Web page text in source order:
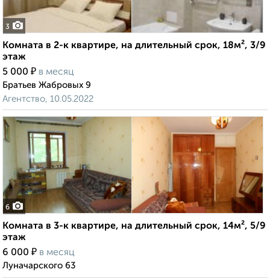
3
Комната в 2-к квартире, на длительный срок, 18м², 3/9
этаж
5 000 ₽ в месяц
Братьев Жабровых 9
Агентство, 10.05.2022
6
Комната в 3-к квартире, на длительный срок, 14м², 5/9
этаж
6 000 ₽ в месяц
Луначарского 63